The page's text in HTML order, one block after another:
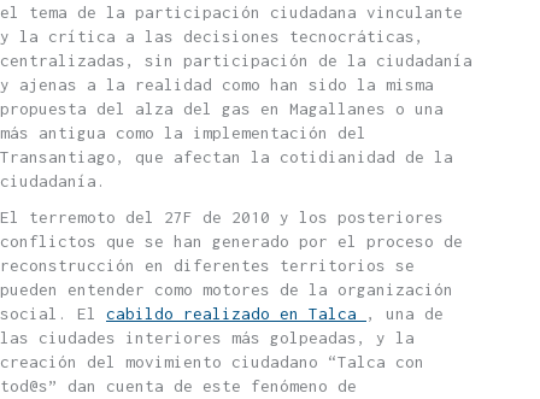
el tema de la participación ciudadana vinculante
y la crítica a las decisiones tecnocráticas,
centralizadas, sin participación de la ciudadanía
y ajenas a la realidad como han sido la misma
propuesta del alza del gas en Magallanes o una
más antigua como la implementación del
Transantiago, que afectan la cotidianidad de la
ciudadanía.
El terremoto del 27F de 2010 y los posteriores
conflictos que se han generado por el proceso de
reconstrucción en diferentes territorios se
pueden entender como motores de la organización
social. El cabildo realizado en Talca
, una de
las ciudades interiores más golpeadas, y la
creación del movimiento ciudadano “Talca con
tod@s” dan cuenta de este fenómeno de